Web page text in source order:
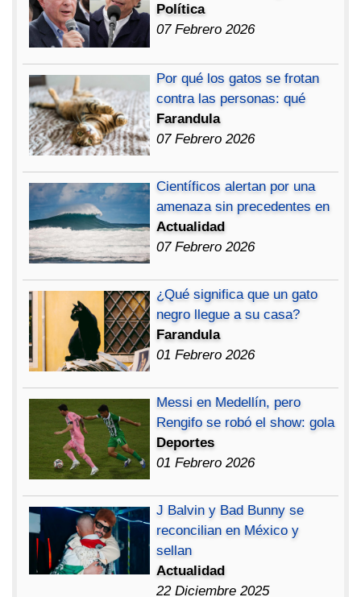
Política
07 Febrero 2026
Por qué los gatos se frotan
contra las personas: qué
Farandula
07 Febrero 2026
Científicos alertan por una
amenaza sin precedentes en
Actualidad
07 Febrero 2026
¿Qué significa que un gato
negro llegue a su casa?
Farandula
01 Febrero 2026
Messi en Medellín, pero
Rengifo se robó el show: gola
Deportes
01 Febrero 2026
J Balvin y Bad Bunny se
reconcilian en México y
sellan
Actualidad
22 Diciembre 2025